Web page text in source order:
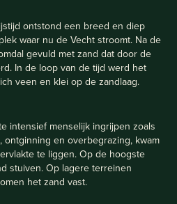
ontstond een breed en diep
waar nu de Vecht stroomt. Na de
gevuld met zand dat door de
In de loop van de tijd werd het
veen en klei op de zandlaag.
intensief menselijk ingrijpen zoals
ontginning en overbegrazing, kwam
te liggen. Op de hoogste
stuiven. Op lagere terreinen
het zand vast.